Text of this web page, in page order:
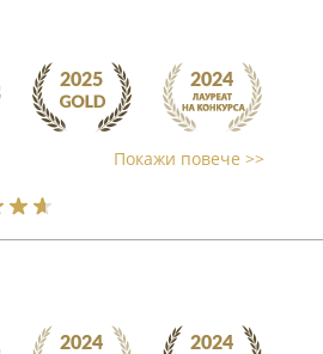
Покажи повече >>